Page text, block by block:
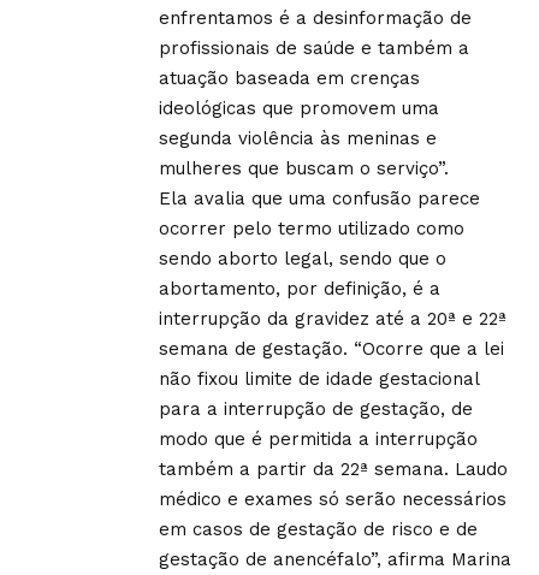
enfrentamos é a desinformação de
profissionais de saúde e também a
atuação baseada em crenças
ideológicas que promovem uma
segunda violência às meninas e
mulheres que buscam o serviço”.
Ela avalia que uma confusão parece
ocorrer pelo termo utilizado como
sendo aborto legal, sendo que o
abortamento, por definição, é a
interrupção da gravidez até a 20ª e 22ª
semana de gestação. “Ocorre que a lei
não fixou limite de idade gestacional
para a interrupção de gestação, de
modo que é permitida a interrupção
também a partir da 22ª semana. Laudo
médico e exames só serão necessários
em casos de gestação de risco e de
gestação de anencéfalo”, afirma Marina